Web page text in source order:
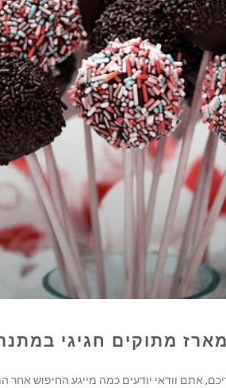
מתוקים חגיגי
אתם וודאי יודעים כמה מייגע החיפוש